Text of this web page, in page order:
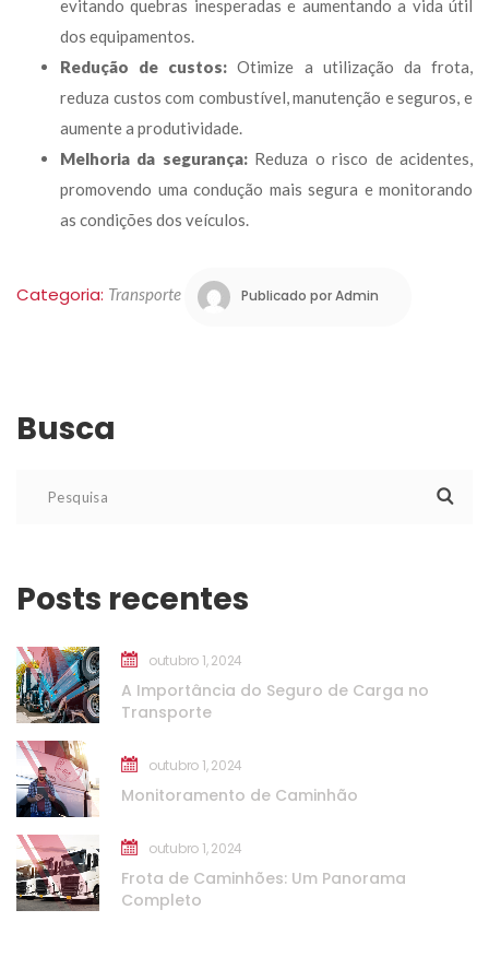
evitando quebras inesperadas e aumentando a vida útil
dos equipamentos.
Redução de custos: Otimize a utilização da frota,
reduza custos com combustível, manutenção e seguros, e
aumente a produtividade.
Melhoria da segurança: Reduza o risco de acidentes,
promovendo uma condução mais segura e monitorando
as condições dos veículos.
Categoria: Transporte Publicado por Admin
Busca
Posts recente
outubro 1, 2024
A Importância do Seguro de Carga no
Transporte
outubro 1, 2024
Monitoramento de Caminhão
outubro 1, 2024
Frota de Caminhões: Um Panorama
Completo